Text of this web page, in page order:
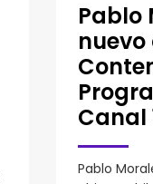
Pablo
Canal
Pablo